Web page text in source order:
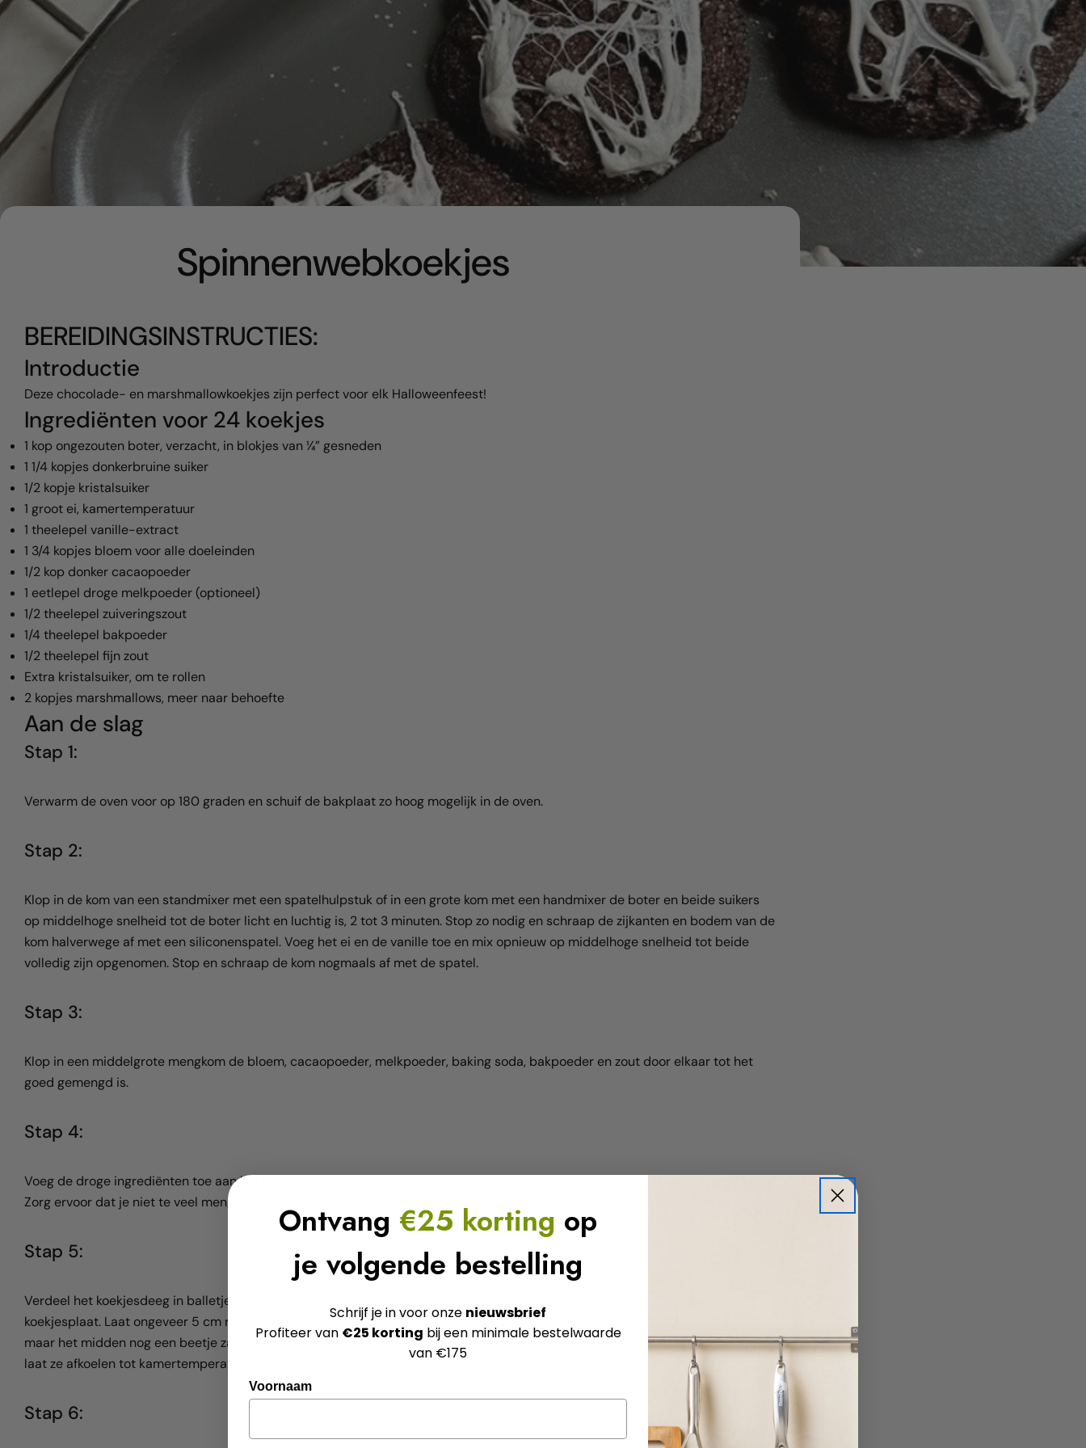
Spinnenwebkoekjes
BEREIDINGSINSTRUCTIES:
Introductie
Deze chocolade- en marshmallowkoekjes zijn perfect voor elk Halloweenfeest!
Ingrediënten voor 24 koekjes
1 kop ongezouten boter, verzacht, in blokjes van ¼” gesneden
1 1/4 kopjes donkerbruine suiker
1/2 kopje kristalsuiker
1 groot ei, kamertemperatuur
1 theelepel vanille-extract
1 3/4 kopjes bloem voor alle doeleinden
1/2 kop donker cacaopoeder
1 eetlepel droge melkpoeder (optioneel)
1/2 theelepel zuiveringszout
1/4 theelepel bakpoeder
1/2 theelepel fijn zout
Extra kristalsuiker, om te rollen
2 kopjes marshmallows, meer naar behoefte
Aan de slag
Stap 1:
Verwarm de oven voor op 180 graden en schuif de bakplaat zo hoog mogelijk in de oven.
Stap 2:
Klop in de kom van een standmixer met een spatelhulpstuk of in een grote kom met een handmixer de boter en beide suikers
op middelhoge snelheid tot de boter licht en luchtig is, 2 tot 3 minuten. Stop zo nodig en schraap de zijkanten en bodem van de
kom halverwege af met een siliconenspatel. Voeg het ei en de vanille toe en mix opnieuw op middelhoge snelheid tot beide
volledig zijn opgenomen. Stop en schraap de kom nogmaals af met de spatel.
Stap 3:
Klop in een middelgrote mengkom de bloem, cacaopoeder, melkpoeder, baking soda, bakpoeder en zout door elkaar tot het
goed gemengd is.
Stap 4:
Voeg de droge ingrediënten toe aan het boter- en suikermengsel en mix op een lage snelheid tot het volledig gemengd is is.
Zorg ervoor dat je niet te veel mengt, want dan krijg je taaiere koekjes.
Stap 5:
Verdeel het koekjesdeeg in balletjes van 1½ eetlepel. Rol ze in een kommetje lichtjes in de extra suiker en leg ze dan op de
koekjesplaat. Laat ongeveer 5 cm ruimte tussen elk deegballetje. Bak de koekjes 9 tot 11 minuten, of tot de randen net hard zijn,
maar het midden nog een beetje zacht. Laat de koekjes een paar minuten afkoelen op de plaat, leg ze dan op een rooster en
laat ze afkoelen tot kamertemperatuur.
Stap 6:
Ontvang €25 korting op
je volgende bestelling
Schrijf je in voor onze nieuwsbrief
Profiteer van €25 korting bij een minimale bestelwaarde
van €175
Voornaam